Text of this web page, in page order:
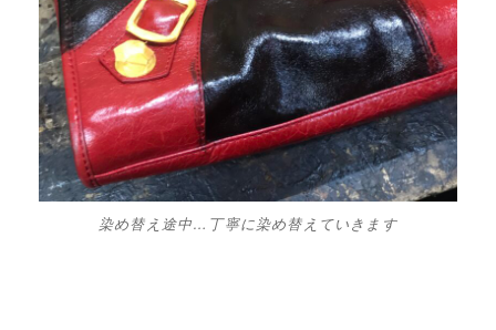
染め替え途中…丁寧に染め替えていきます